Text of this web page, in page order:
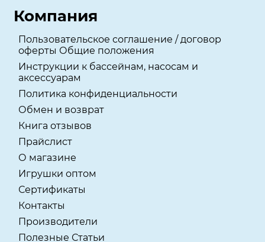
Компания
Пользовательское соглашение / договор
оферты Общие положения
Инструкции к бассейнам, насосам и
аксессуарам
Политика конфиденциальности
Обмен и возврат
Книга отзывов
Прайслист
О магазине
Игрушки оптом
Сертификаты
Контакты
Производители
Полезные Статьи